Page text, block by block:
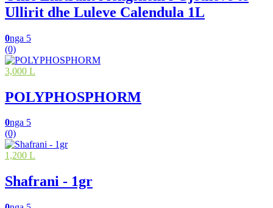
Ullirit dhe Luleve Calendula 1L
0nga 5
(0)
3,000 L
POLYPHOSPHORM
0nga 5
(0)
1,200 L
Shafrani - 1gr